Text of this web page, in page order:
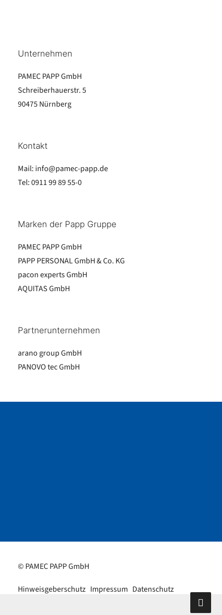
Unternehmen
PAMEC PAPP GmbH
Schreiberhauerstr. 5
90475 Nürnberg
Kontakt
Mail: info@pamec-papp.de
Tel:0911 99 89 55-0
Marken der Papp Gruppe
PAMEC PAPP GmbH
PAPP PERSONAL GmbH & Co. KG
pacon experts GmbH
AQUITAS GmbH
Partnerunternehmen
arano group GmbH
PANOVO tec GmbH
© PAMEC PAPP GmbH
Hinweisgeberschutz Impressum Datenschutz